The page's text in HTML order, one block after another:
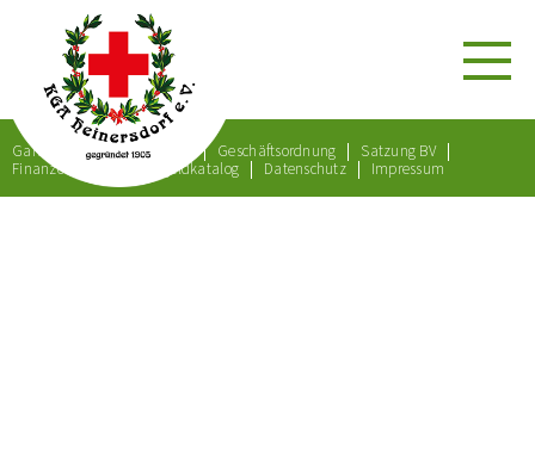
Gartenordnung Satzung Geschäftsordnung
Satzung BV
Finanzordnung
Bußgeldkatalog Datenschutz Impressum